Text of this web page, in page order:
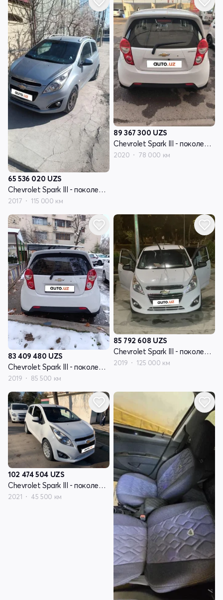
65 536 020 UZS
Chevrolet Spark III - поколение
2017 115 000 км
89 367 300 UZS
Chevrolet Spark III - поколение
2020 78 000 км
83 409 480 UZS
Chevrolet Spark III - поколение
2019 85 500 км
85 792 608 UZS
Chevrolet Spark III - поколение
2019 125 000 км
102 474 504 UZS
Chevrolet Spark III - поколение
2021 45 500 км